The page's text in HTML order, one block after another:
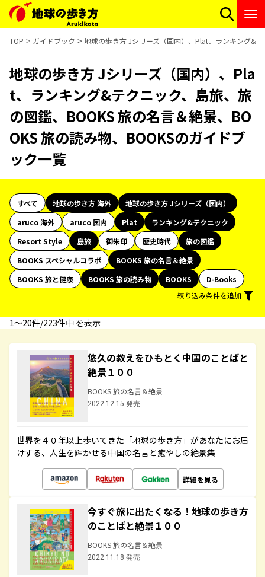
TOP ガイドブック 地球の歩き方 Jシリーズ（国内）、Plat、ランキング&
地球の歩き方 Jシリーズ（国内）、Pla
t、ランキング&テクニック、島旅、旅
の図鑑、BOOKS 旅の名言＆絶景、BO
OKS 旅の読み物、BOOKSのガイドブ
ック一覧
すべて 地球の歩き方 海外
地球の歩き方 Jシリーズ（国内）
aruco 海外
aruco 国内 Plat
ランキング&テクニック
Resort Style
島旅 御朱印 歴史時代
旅の図鑑
BOOKS スペシャルコラボ
BOOKS 旅の名言＆絶景
BOOKS 旅と健康
BOOKS 旅の読み物 BOOKS
D-Books
絞り込み条件を追加
1〜20件/223件中 を表示
悠久の教えをひもとく中国のことばと
絶景１００
BOOKS 旅の名言＆絶景
2022.12.15 発売
世界を４０年以上歩いてきた「地球の歩き方」があなたにお届
けする、人生を輝かせる中国の名言と癒やしの絶景集
詳細を見る
今すぐ旅に出たくなる！地球の歩き方
のことばと絶景１００
BOOKS 旅の名言＆絶景
2022.11.18 発売